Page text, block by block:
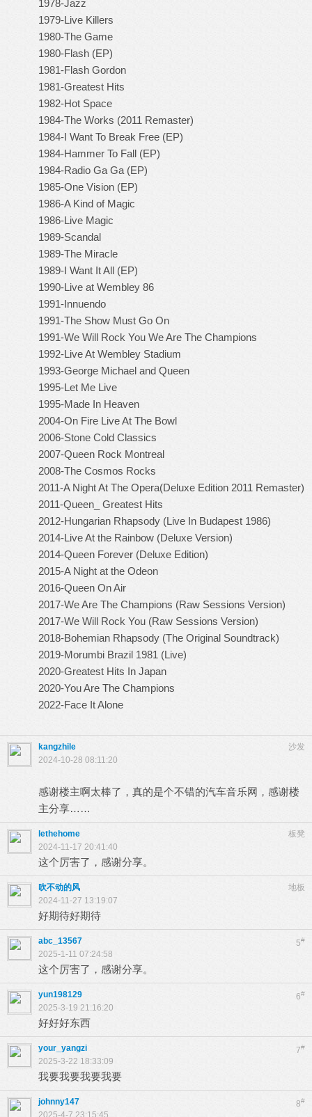
1978-Jazz
1979-Live Killers
1980-The Game
1980-Flash (EP)
1981-Flash Gordon
1981-Greatest Hits
1982-Hot Space
1984-The Works (2011 Remaster)
1984-I Want To Break Free (EP)
1984-Hammer To Fall (EP)
1984-Radio Ga Ga (EP)
1985-One Vision (EP)
1986-A Kind of Magic
1986-Live Magic
1989-Scandal
1989-The Miracle
1989-I Want It All (EP)
1990-Live at Wembley 86
1991-Innuendo
1991-The Show Must Go On
1991-We Will Rock You We Are The Champions
1992-Live At Wembley Stadium
1993-George Michael and Queen
1995-Let Me Live
1995-Made In Heaven
2004-On Fire Live At The Bowl
2006-Stone Cold Classics
2007-Queen Rock Montreal
2008-The Cosmos Rocks
2011-A Night At The Opera(Deluxe Edition 2011 Remaster)
2011-Queen_ Greatest Hits
2012-Hungarian Rhapsody (Live In Budapest 1986)
2014-Live At the Rainbow (Deluxe Version)
2014-Queen Forever (Deluxe Edition)
2015-A Night at the Odeon
2016-Queen On Air
2017-We Are The Champions (Raw Sessions Version)
2017-We Will Rock You (Raw Sessions Version)
2018-Bohemian Rhapsody (The Original Soundtrack)
2019-Morumbi Brazil 1981 (Live)
2020-Greatest Hits In Japan
2020-You Are The Champions
2022-Face It Alone
沙发
kangzhile
2024-10-28 08:11:20
感谢楼主啊太棒了，真的是个不错的汽车音乐网，感谢楼
主分享……
板凳
lethehome
2024-11-17 20:41:40
这个厉害了，感谢分享。
地板
吹不动的风
2024-11-27 13:19:07
好期待好期待
5#
abc_13567
2025-1-11 07:24:58
这个厉害了，感谢分享。
6#
yun198129
2025-3-19 21:16:20
好好好东西
7#
your_yangzi
2025-3-22 18:33:09
我要我要我要我要
8#
johnny147
2025-4-7 23:15:45